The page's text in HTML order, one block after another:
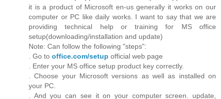
it is a product of Microsoft en-us generally it works on our
computer or PC like daily works. I want to say that we are
providing technical help or training for MS office
setup(downloading/installation and update)
Note: Can follow the following "steps":
. Go to office.com/setup official web page
. Enter your MS office setup product key correctly.
. Choose your Microsoft versions as well as installed on
your PC.
. And you can see it on your computer screen. update,